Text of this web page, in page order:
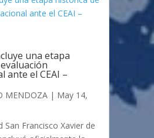
una etapa
ante el CEAI –
MENDOZA | May 14,
San Francisco Xavier de